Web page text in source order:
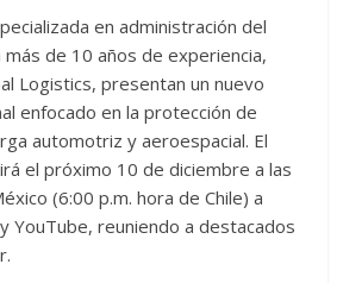
A
p
p
a
m
ar
ti
r
en administración del
de 10 años de experiencia,
Logistics, presentan un nuevo
enfocado en la protección de
automotriz y aeroespacial. El
el próximo 10 de diciembre a las
(6:00 p.m. hora de Chile) a
YouTube, reuniendo a destacados